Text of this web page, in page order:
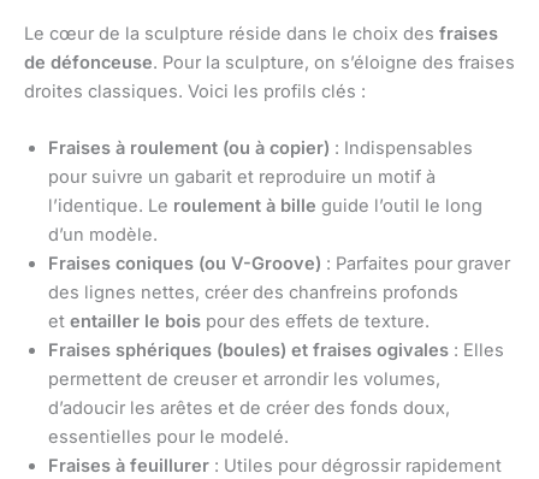
Le cœur de la sculpture réside dans le choix des fraises
de défonceuse. Pour la sculpture, on s’éloigne des fraises
droites classiques. Voici les profils clés :
Fraises à roulement (ou à copier) : Indispensables
pour suivre un gabarit et reproduire un motif à
l’identique. Le roulement à bille guide l’outil le long
d’un modèle.
Fraises coniques (ou V-Groove) : Parfaites pour graver
des lignes nettes, créer des chanfreins profonds
et entailler le bois pour des effets de texture.
Fraises sphériques (boules) et fraises ogivales : Elles
permettent de creuser et arrondir les volumes,
d’adoucir les arêtes et de créer des fonds doux,
essentielles pour le modelé.
Fraises à feuillurer : Utiles pour dégrossir rapidement